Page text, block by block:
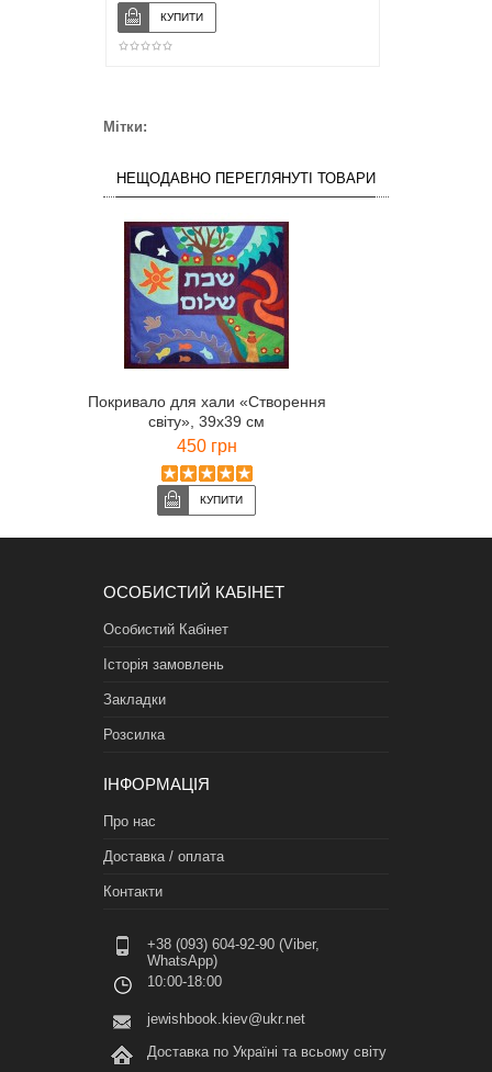
Мітки:
НЕЩОДАВНО ПЕРЕГЛЯНУТІ ТОВАРИ
Покривало для хали «Створення
світу», 39х39 см
450 грн
ОСОБИСТИЙ КАБІНЕТ
Особистий Кабінет
Історія замовлень
Закладки
Розсилка
ІНФОРМАЦІЯ
Про нас
Доставка / оплата
Контакти
+38 (093) 604-92-90 (Viber,
WhatsApp)
10:00-18:00
jewishbook.kiev@ukr.net
Доставка по Україні та всьому світу